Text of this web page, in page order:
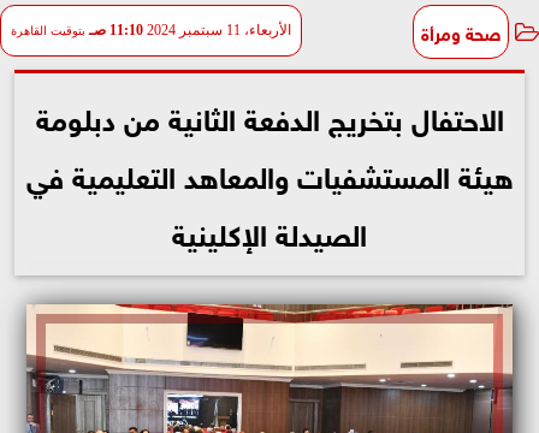
صحة ومرأة الأربعاء، 11 سبتمبر 2024 11:10 صـ بتوقيت القاهرة
الاحتفال بتخريج الدفعة الثانية من دبلومة
هيئة المستشفيات والمعاهد التعليمية في
الصيدلة الإكلينية